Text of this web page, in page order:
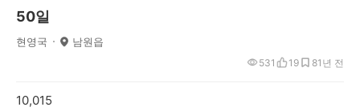
50일
현영국 남원읍
1년 전
531 19 8
10,015